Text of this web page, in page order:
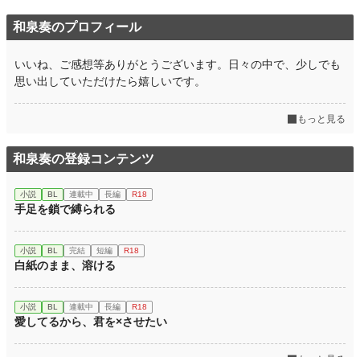
和泉奏のプロフィール
いいね、ご感想等ありがとうございます。日々の中で、少しでも
思い出していただけたら嬉しいです。
もっと見る
和泉奏の登録コンテンツ
小説 BL 連載中 長編 R18
手足を鎖で縛られる
小説 BL 完結 短編 R18
白紙のまま、溶ける
小説 BL 連載中 長編 R18
愛してるから、君を×させたい